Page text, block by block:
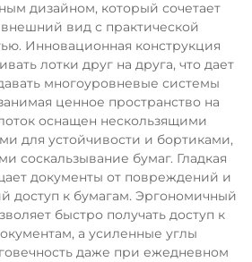
дизайном, который сочетает
вид с практической
Инновационная конструкция
лотки друг на друга, что дает
многоуровневые системы
ценное пространство на
оснащен нескользящими
для устойчивости и бортиками,
соскальзывание бумаг. Гладкая
документы от повреждений и
доступ к бумагам. Эргономичный
быстро получать доступ к
а усиленные углы
даже при ежедневном